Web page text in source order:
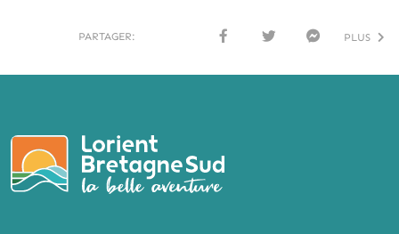
PARTAGER:
BOO
TTER
ENG
PLUS